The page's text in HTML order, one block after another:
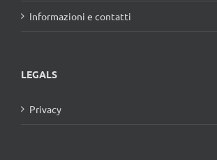
Informazioni e contatti
LEGALS
Privacy